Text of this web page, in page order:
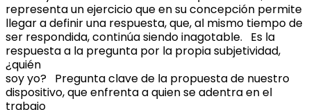
representa un ejercicio que en su concepción permite
llegar a definir una respuesta, que, al mismo tiempo de
ser respondida, continúa siendo inagotable. Es la
respuesta a la pregunta por la propia subjetividad,
¿quién
soy yo? Pregunta clave de la propuesta de nuestro
dispositivo, que enfrenta a quien se adentra en el
trabajo